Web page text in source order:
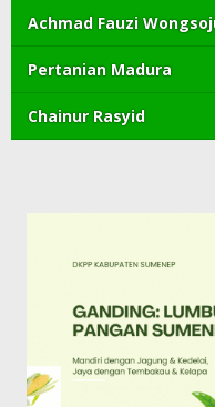
Achmad Fauzi
Pertanian Madura
Chainur Rasyid